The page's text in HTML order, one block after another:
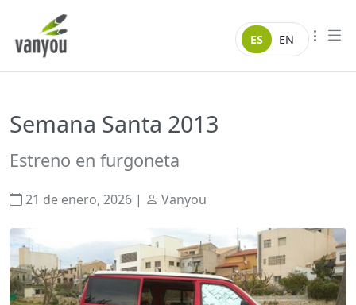
ES EN
Semana Santa 2013
Estreno en furgoneta
21 de enero, 2026 | Vanyou